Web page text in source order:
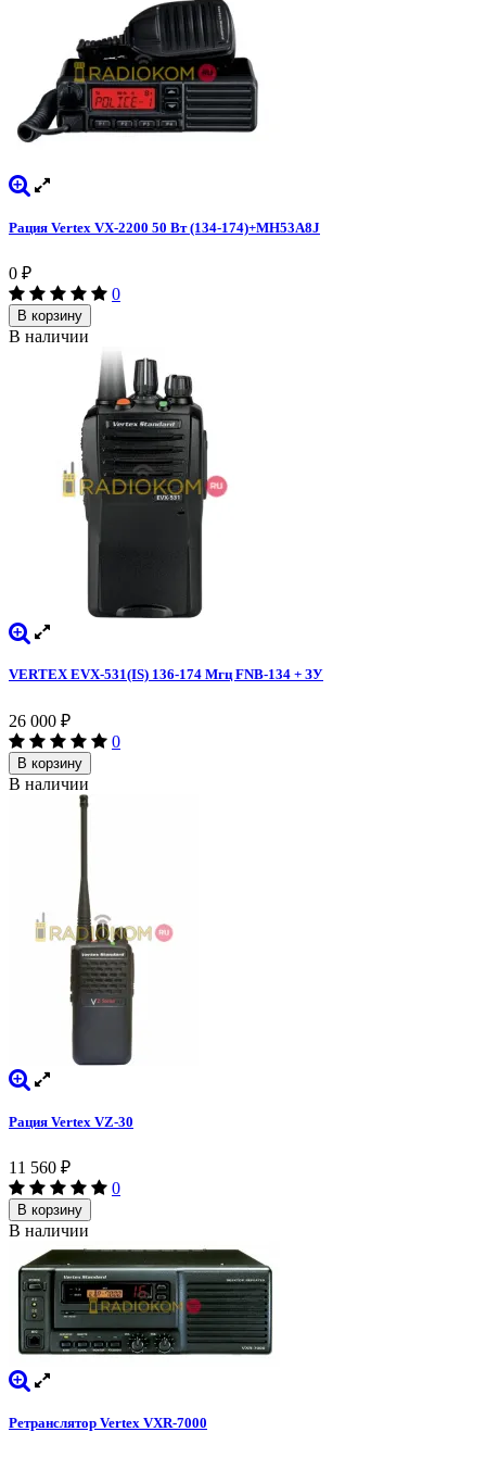
Рация Vertex VX-2200 50 Вт (134-174)+MH53A8J
0 ₽
0
В корзину
В наличии
VERTEX EVX-531(IS) 136-174 Мгц FNB-134 + ЗУ
26 000 ₽
0
В корзину
В наличии
Рация Vertex VZ-30
11 560 ₽
0
В корзину
В наличии
Ретранслятор Vertex VXR-7000